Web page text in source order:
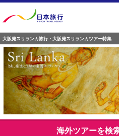
大阪発スリランカ旅行・大阪発スリランカツアー特集
海外ツアーを検